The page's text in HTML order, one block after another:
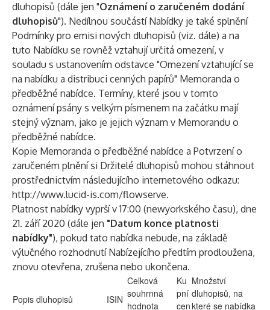
dluhopisů (dále jen "Oznámení o zaručeném dodání
dluhopisů"). Nedílnou součástí Nabídky je také splnění
Podmínky pro emisi nových dluhopisů (viz. dále) a na
tuto Nabídku se rovněž vztahují určitá omezení, v
souladu s ustanovením odstavce "Omezení vztahující se
na nabídku a distribuci cenných papírů" Memoranda o
předběžné nabídce. Termíny, které jsou v tomto
oznámení psány s velkým písmenem na začátku mají
stejný význam, jako je jejich význam v Memorandu o
předběžné nabídce.
Kopie Memoranda o předběžné nabídce a Potvrzení o
zaručeném plnění si Držitelé dluhopisů mohou stáhnout
prostřednictvím následujícího internetového odkazu:
http://www.lucid-is.com/flowserve.
Platnost nabídky vyprší v 17:00 (newyorkského času), dne
21. září 2020 (dále jen "Datum konce platnosti
nabídky"), pokud tato nabídka nebude, na základě
výlučného rozhodnutí Nabízejícího předtím prodloužena,
znovu otevřena, zrušena nebo ukončena.
Popis dluhopisů ISIN
Celková
souhrnná
hodnota
Ku
pní
cen
Množství
dluhopisů, na
které se nabídka